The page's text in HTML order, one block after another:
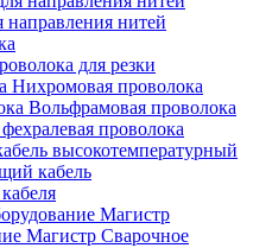
направления нитей
для резки
Нихромовая проволока
Вольфрамовая проволока
фехралевая проволока
высокотемпературный
кабель
Магистр
Сварочное